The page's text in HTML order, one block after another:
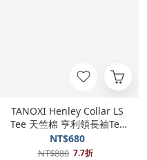
TANOXI Henley Collar LS
Tee 天竺棉 亨利領長袖Tee
[TNX-T355]
NT$680
NT$880 7.7折